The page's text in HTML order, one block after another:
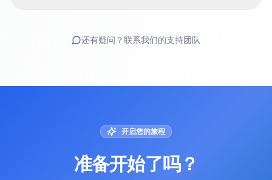
还有疑问？联系我们的支持团队
开启您的旅程
准备开始了吗？